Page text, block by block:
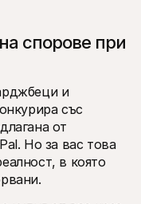
спорове при
и
със
от
Но за вас това
в която